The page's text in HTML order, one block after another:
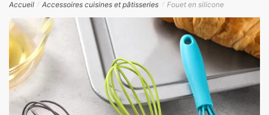
Accueil / Accessoires cuisines et pâtisseries / Fouet en silicone